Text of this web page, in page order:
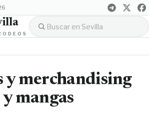
y merchandising
mangas